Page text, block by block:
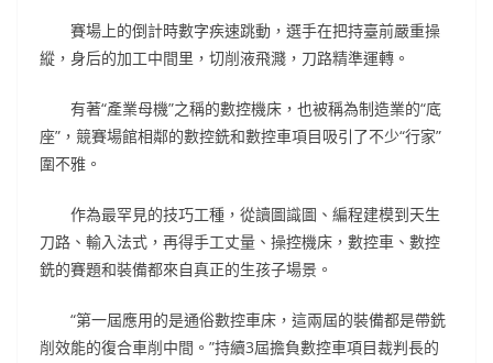
賽場上的倒計時數字疾速跳動，選手在把持臺前嚴重操
縱，身后的加工中間里，切削液飛濺，刀路精準運轉。
有著“產業母機”之稱的數控機床，也被稱為制造業的“底
座”，競賽場館相鄰的數控銑和數控車項目吸引了不少“行家”
圍不雅。
作為最罕見的技巧工種，從讀圖識圖、編程建模到天生
刀路、輸入法式，再得手工丈量、操控機床，數控車、數控
銑的賽題和裝備都來自真正的生孩子場景。
“第一屆應用的是通俗數控車床，這兩屆的裝備都是帶銑
削效能的復合車削中間。”持續3屆擔負數控車項目裁判長的